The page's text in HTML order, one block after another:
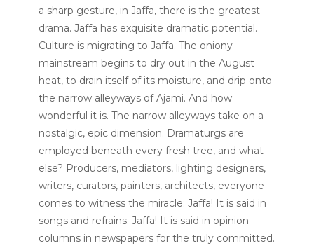
a sharp gesture, in Jaffa, there is the greatest
drama. Jaffa has exquisite dramatic potential.
Culture is migrating to Jaffa. The oniony
mainstream begins to dry out in the August
heat, to drain itself of its moisture, and drip onto
the narrow alleyways of Ajami. And how
wonderful it is. The narrow alleyways take on a
nostalgic, epic dimension. Dramaturgs are
employed beneath every fresh tree, and what
else? Producers, mediators, lighting designers,
writers, curators, painters, architects, everyone
comes to witness the miracle: Jaffa! It is said in
songs and refrains. Jaffa! It is said in opinion
columns in newspapers for the truly committed.